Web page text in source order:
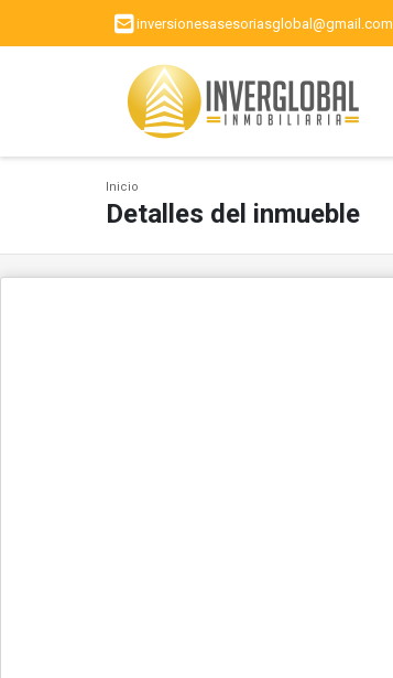
inversionesasesoriasglobal@gmail.com
Inicio
Detalles del inmueble